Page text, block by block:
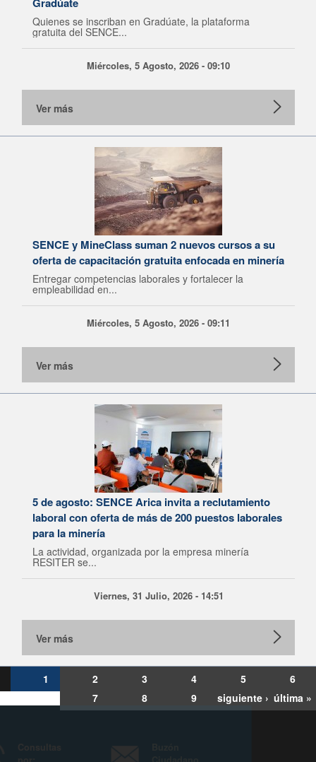
Quienes se inscriban en Gradúate, la plataforma
gratuita del SENCE...
Miércoles, 5 Agosto, 2026 - 09:10
Ver más
SENCE y MineClass suman 2 nuevos cursos a su
oferta de capacitación gratuita enfocada en minería
Entregar competencias laborales y fortalecer la
empleabilidad en...
Miércoles, 5 Agosto, 2026 - 09:11
Ver más
5 de agosto: SENCE Arica invita a reclutamiento
laboral con oferta de más de 200 puestos laborales
para la minería
La actividad, organizada por la empresa minería
RESITER se...
Viernes, 31 Julio, 2026 - 14:51
Ver más
1 2 3 4 5
6
7
8 9 siguiente › última »